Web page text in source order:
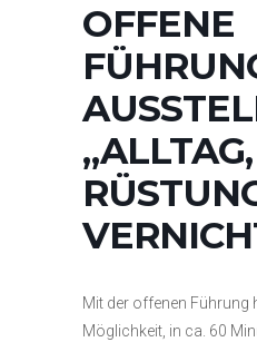
OFFENE
„ALLTAG,
Mit der offenen Führung
Möglichkeit, in ca. 60